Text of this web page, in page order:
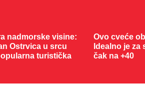
nadmorske visine:
Ostrvica u srcu
turistička
Ovo cveće
Idealno je za
čak na +40